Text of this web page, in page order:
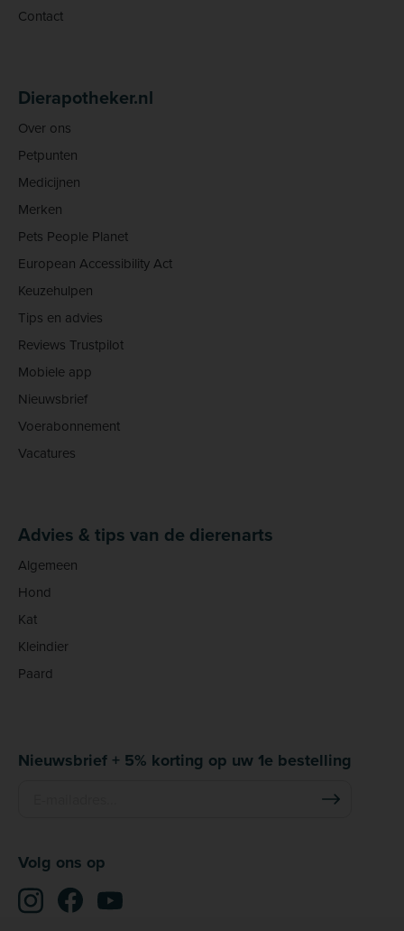
Contact
Dierapotheker.nl
Over ons
Petpunten
Medicijnen
Merken
Pets People Planet
European Accessibility Act
Keuzehulpen
Tips en advies
Reviews Trustpilot
Mobiele app
Nieuwsbrief
Voerabonnement
Vacatures
Advies & tips van de dierenarts
Algemeen
Hond
Kat
Kleindier
Paard
Nieuwsbrief + 5% korting op uw 1e bestelling
Volg ons op